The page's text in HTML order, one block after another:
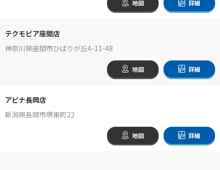
地図 詳細
テクモピア座間店
神奈川県座間市ひばりが丘4-11-48
地図 詳細
アピナ長岡店
新潟県長岡市堺東町22
地図 詳細